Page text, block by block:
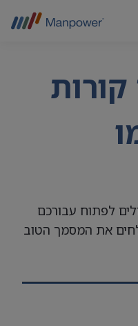
לפתוח עבורכם
את המסמך הטוב